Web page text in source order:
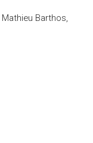
Mathieu Barthos,